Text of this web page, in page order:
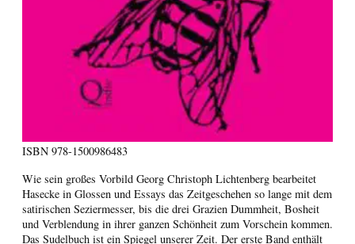
ISBN 978-1500986483
Wie sein großes Vorbild Georg Christoph Lichtenberg bearbeitet
Hasecke in Glossen und Essays das Zeitgeschehen so lange mit dem
satirischen Seziermesser, bis die drei Grazien Dummheit, Bosheit
und Verblendung in ihrer ganzen Schönheit zum Vorschein kommen.
Das Sudelbuch ist ein Spiegel unserer Zeit. Der erste Band enthält